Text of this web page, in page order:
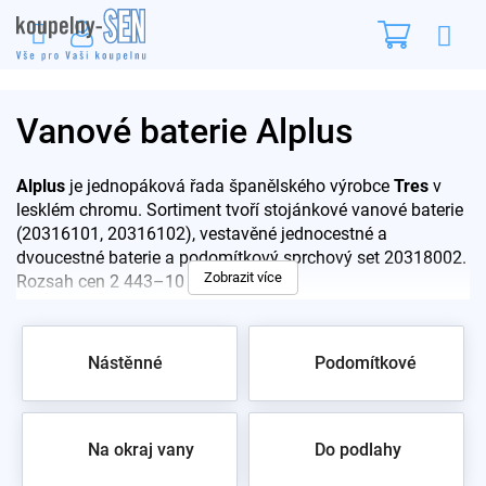
na
obsah
Vanové baterie Alplus
Alplus je jednopáková řada španělského výrobce Tres v
lesklém chromu. Sortiment tvoří stojánkové vanové baterie
(20316101, 20316102), vestavěné jednocestné a
dvoucestné baterie a podomítkový sprchový set 20318002.
Rozsah cen 2 443–10 157 Kč.
Pro rychlý výběr:
Tres 20316101 / 20316102 – jednopákové
Tres 20317701 – vestavěná jednocestná (jeden odběr
vody)
Tres 20318001 – vestavěná dvoucestná s
Zobrazit více
Nástěnné Podomítkové
Na okraj vany Do podlahy